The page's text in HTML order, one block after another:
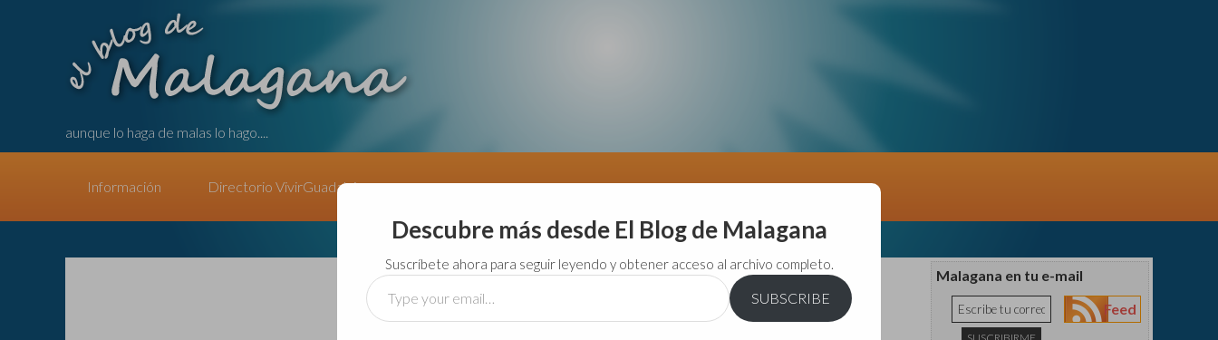
aunque lo haga de malas lo hago....
Información Directorio VivirGuadalajara
Malagana en tu e-mail
Feed
Descubre más desde El Blog de Malagana
Suscríbete ahora para seguir leyendo y obtener acceso al archivo completo.
Type
your
SUBSCRIBE